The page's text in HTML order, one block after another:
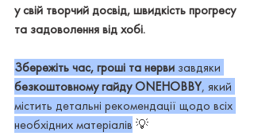
у свій творчий досвід, швидкість прогресу
та задоволення від хобі.
Збережіть час, гроші та нерви завдяки
безкоштовному гайду ONEHOBBY, який
містить детальні рекомендації щодо всіх
необхідних матеріалів 💡